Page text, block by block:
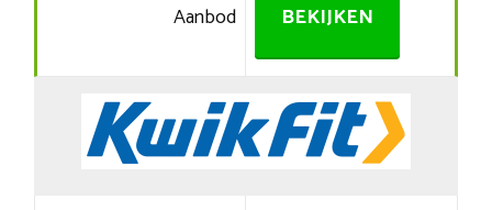
Aanbod BEKIJKEN